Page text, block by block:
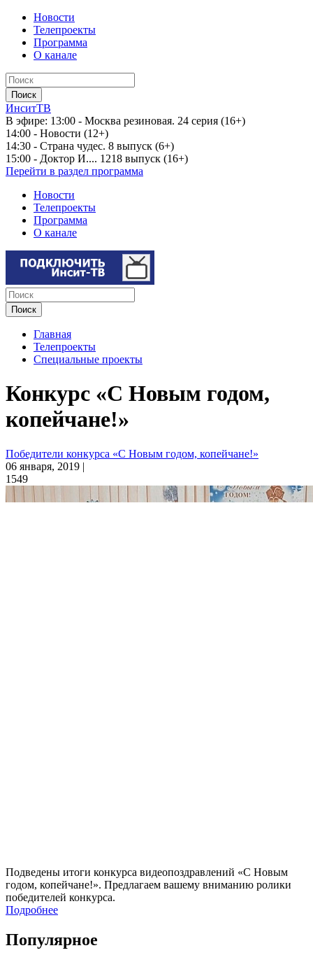
Новости
Телепроекты
Программа
О канале
ИнситТВ
В эфире: 13:00 - Москва резиновая. 24 серия (16+)
14:00 - Новости (12+)
14:30 - Страна чудес. 8 выпуск (6+)
15:00 - Доктор И.... 1218 выпуск (16+)
Перейти в раздел программа
Новости
Телепроекты
Программа
О канале
Главная
Телепроекты
Специальные проекты
Конкурс «С Новым годом,
копейчане!»
Победители конкурса «С Новым годом, копейчане!»
06 января, 2019 |
1549
Подведены итоги конкурса видеопоздравлений «С Новым
годом, копейчане!». Предлагаем вашему вниманию ролики
победителей конкурса.
Подробнее
Популярное